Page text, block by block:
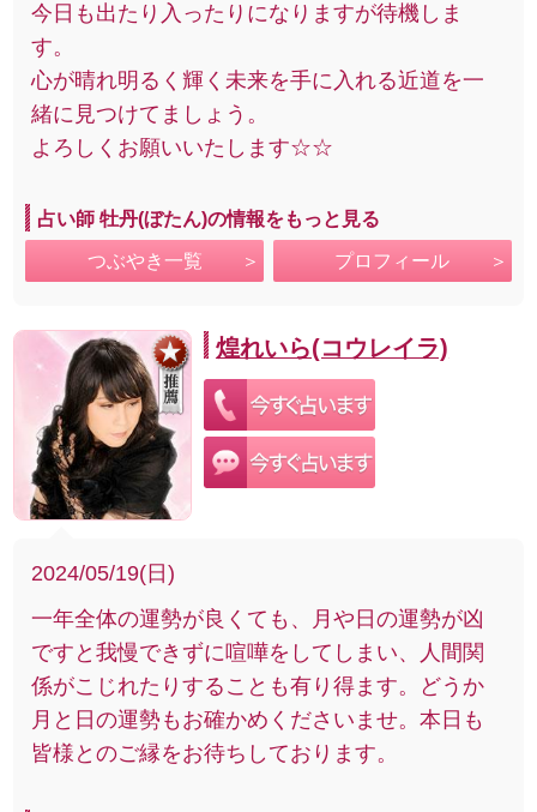
今日も出たり入ったりになりますが待機しま
す。
心が晴れ明るく輝く未来を手に入れる近道を一
緒に見つけてましょう。
よろしくお願いいたします☆☆
占い師 牡丹(ぼたん)の情報をもっと見る
つぶやき一覧 プロフィール
煌れいら(コウレイラ)
2024/05/19(日)
一年全体の運勢が良くても、月や日の運勢が凶
ですと我慢できずに喧嘩をしてしまい、人間関
係がこじれたりすることも有り得ます。どうか
月と日の運勢もお確かめくださいませ。本日も
皆様とのご縁をお待ちしております。